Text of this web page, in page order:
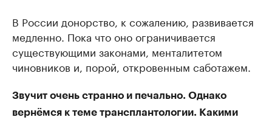
В России донорство, к сожалению, развивается
медленно. Пока что оно ограничивается
существующими законами, менталитетом
чиновников и, порой, откровенным саботажем.
Звучит очень странно и печально. Однако
вернёмся к теме трансплантологии. Какими